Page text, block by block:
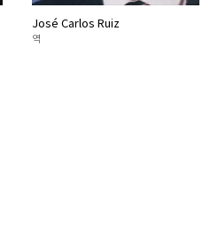
José Carlos Ruiz
역